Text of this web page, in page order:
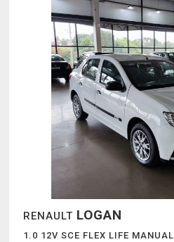
RENAULT LOGAN
1.0 12V SCE FLEX LIFE MANUAL